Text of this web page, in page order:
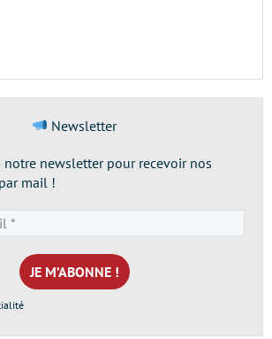
Newsletter
notre newsletter pour recevoir nos
mail !
e-
mail
*